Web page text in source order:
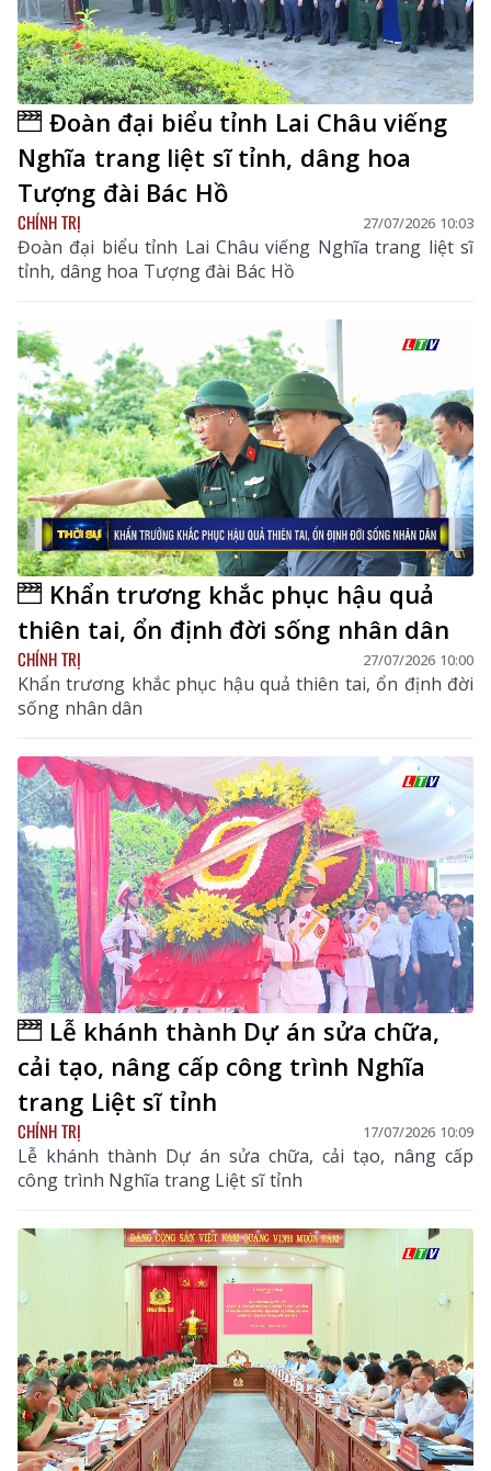
Đoàn đại biểu tỉnh Lai Châu viếng
Nghĩa trang liệt sĩ tỉnh, dâng hoa
Tượng đài Bác Hồ
CHÍNH TRỊ 27/07/2026 10:03
Đoàn đại biểu tỉnh Lai Châu viếng Nghĩa trang liệt sĩ
tỉnh, dâng hoa Tượng đài Bác Hồ
Khẩn trương khắc phục hậu quả
thiên tai, ổn định đời sống nhân dân
CHÍNH TRỊ 27/07/2026 10:00
Khẩn trương khắc phục hậu quả thiên tai, ổn định đời
sống nhân dân
Lễ khánh thành Dự án sửa chữa,
cải tạo, nâng cấp công trình Nghĩa
trang Liệt sĩ tỉnh
CHÍNH TRỊ 17/07/2026 10:09
Lễ khánh thành Dự án sửa chữa, cải tạo, nâng cấp
công trình Nghĩa trang Liệt sĩ tỉnh